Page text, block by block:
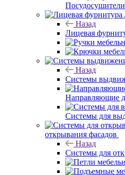
Назад
Лицевая
Назад
Системы
Направляющие
Системы для
открывания фасадов
Назад
Системы для